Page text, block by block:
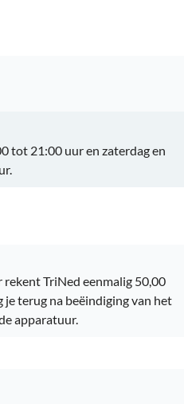
tot 21:00 uur en zaterdag en
TriNed eenmalig 50,00
terug na beëindiging van het
apparatuur.